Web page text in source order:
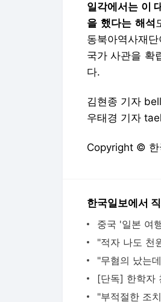
일각에서는 이
을 했다는 해석
동북아역사재
국가 사관을 확
다.
김현종 기자
우태경 기자
Copyright © 한
한국일보에서